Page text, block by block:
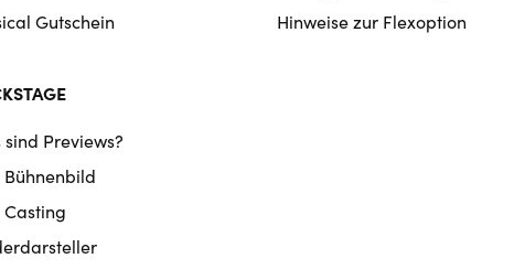
Gutschein
Hinweise zur Flexoption
sind Previews?
Bühnenbild
Casting